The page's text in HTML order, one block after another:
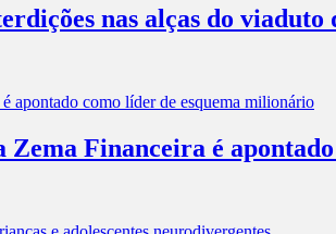
nas alças do viaduto
Zema Financeira é